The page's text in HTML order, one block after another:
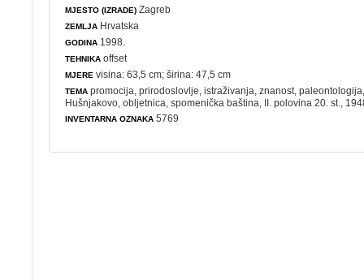
MJESTO (IZRADE) Zagreb
ZEMLJA Hrvatska
GODINA 1998.
TEHNIKA offset
MJERE visina: 63,5 cm; širina: 47,5 cm
TEMA promocija ,prirodoslovlje ,istraživanja ,znanost ,paleontologija
Hušnjakovo,obljetnica ,spomenička baština , II. polovina 20. st.,
INVENTARNA OZNAKA 5769